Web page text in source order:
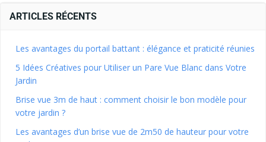
ARTICLES RÉCENTS
Les avantages du portail battant : élégance et praticité réunies
5 Idées Créatives pour Utiliser un Pare Vue Blanc dans Votre
Jardin
Brise vue 3m de haut : comment choisir le bon modèle pour
votre jardin ?
Les avantages d’un brise vue de 2m50 de hauteur pour votre